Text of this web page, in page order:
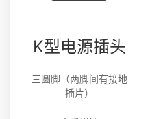
K型电源插头
三圆脚（两脚间有接地
插片）